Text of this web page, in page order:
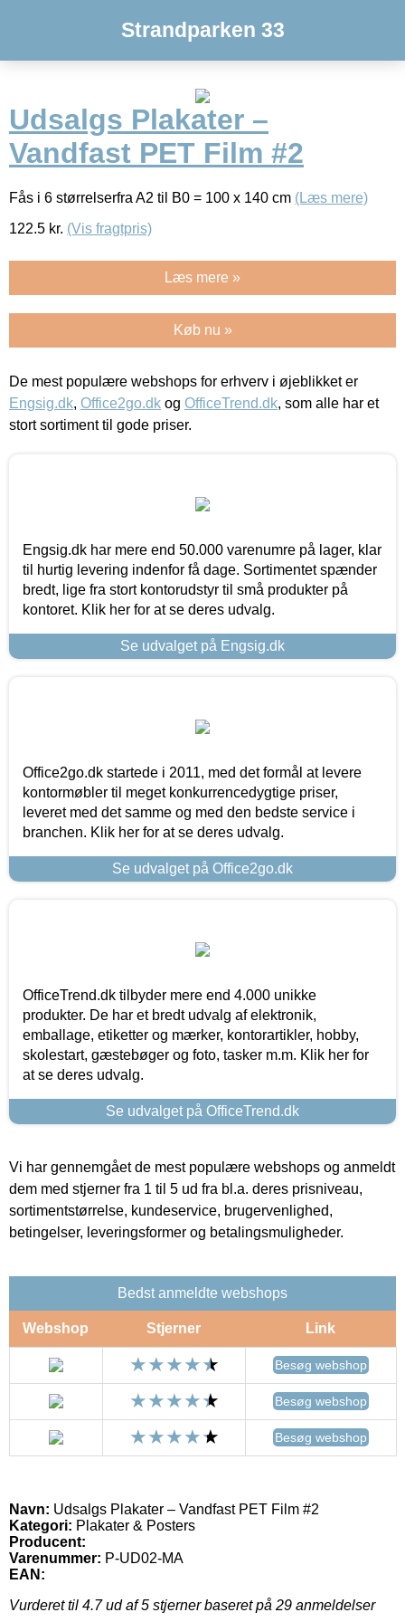
Strandparken 33
Udsalgs Plakater –
Vandfast PET Film #2
Fås i 6 størrelserfra A2 til B0 = 100 x 140 cm (Læs mere)
122.5 kr. (Vis fragtpris)
Læs mere »
Køb nu »
De mest populære webshops for erhverv i øjeblikket er
Engsig.dk, Office2go.dk og OfficeTrend.dk, som alle har et
stort sortiment til gode priser.
Engsig.dk har mere end 50.000 varenumre på lager, klar
til hurtig levering indenfor få dage. Sortimentet spænder
bredt, lige fra stort kontorudstyr til små produkter på
kontoret. Klik her for at se deres udvalg.
Se udvalget på Engsig.dk
Office2go.dk startede i 2011, med det formål at levere
kontormøbler til meget konkurrencedygtige priser,
leveret med det samme og med den bedste service i
branchen. Klik her for at se deres udvalg.
Se udvalget på Office2go.dk
OfficeTrend.dk tilbyder mere end 4.000 unikke
produkter. De har et bredt udvalg af elektronik,
emballage, etiketter og mærker, kontorartikler, hobby,
skolestart, gæstebøger og foto, tasker m.m. Klik her for
at se deres udvalg.
Se udvalget på OfficeTrend.dk
Vi har gennemgået de mest populære webshops og anmeldt
dem med stjerner fra 1 til 5 ud fra bl.a. deres prisniveau,
sortimentstørrelse, kundeservice, brugervenlighed,
betingelser, leveringsformer og betalingsmuligheder.
Bedst anmeldte webshops
Webshop Stjerner Link
Besøg webshop
Besøg webshop
Besøg webshop
Navn: Udsalgs Plakater – Vandfast PET Film #2
Kategori: Plakater & Posters
Producent:
Varenummer: P-UD02-MA
EAN:
Vurderet til 4.7ud af 5 stjerner baseret på 29 anmeldelser